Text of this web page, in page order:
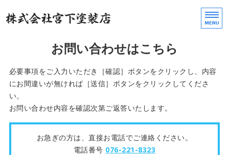
宮下塗装店｜橋梁塗装
事業内容
施工実績
お問い合わせはこちら
必要事項をご入力いただき［確認］ボタンをクリックし、内容
にお間違いが無ければ［送信］ボタンをクリックしてくださ
い。
お問い合わせ内容を確認次第ご返答いたします。
お急ぎの方は、直接お電話でご連絡ください。
電話番号 076-221-8323